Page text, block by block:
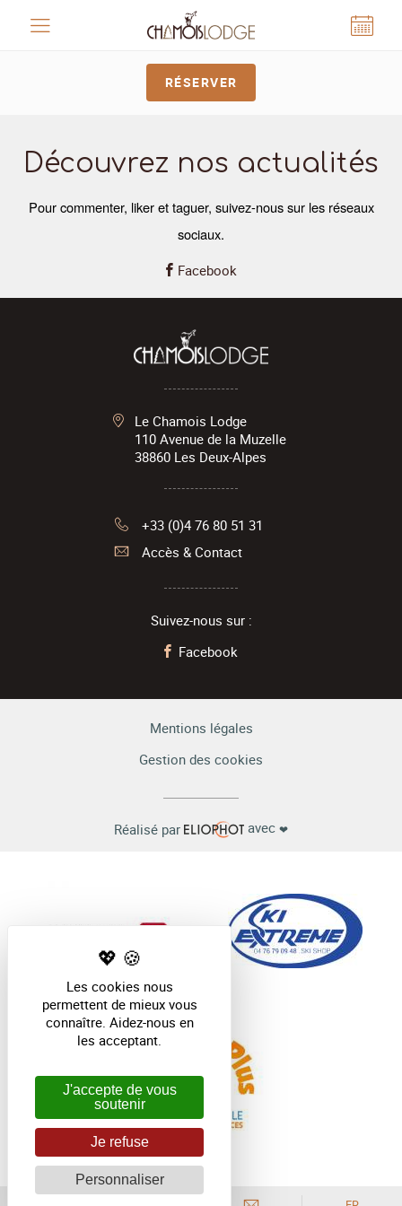
RÉSERVER
Découvrez nos actualités
Pour commenter, liker et taguer, suivez-noussur les réseaux
sociaux.
Facebook
Le Chamois Lodge
110 Avenue de la Muzelle
38860 Les Deux-Alpes
+33 (0)4 76 80 51 31
Accès & Contact
Suivez-nous sur :
Facebook
Mentions légales
Gestion des cookies
Réalisé par avec ❤
Les cookies nous
permettent de mieux vous
connaître. Aidez-nous en
les acceptant.
J'accepte de vous
soutenir
Je refuse
Personnaliser